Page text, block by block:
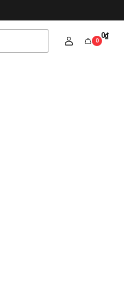
0₫
0